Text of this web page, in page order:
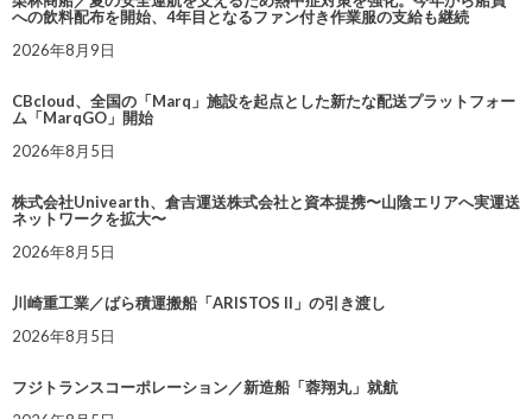
への飲料配布を開始、4年目となるファン付き作業服の支給も継続
2026年8月9日
CBcloud、全国の「Marq」施設を起点とした新たな配送プラットフォー
ム「MarqGO」開始
2026年8月5日
株式会社Univearth、倉吉運送株式会社と資本提携〜山陰エリアへ実運送
ネットワークを拡大〜
2026年8月5日
川崎重工業／ばら積運搬船「ARISTOS II」の引き渡し
2026年8月5日
フジトランスコーポレーション／新造船「蓉翔丸」就航